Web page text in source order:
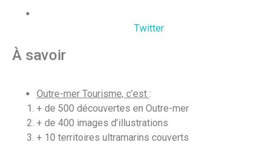
Twitter
À savoir
Outre-mer Tourisme, c’est :
+ de 500 découvertes en Outre-mer
+ de 400 images d’illustrations
+ 10 territoires ultramarins couverts